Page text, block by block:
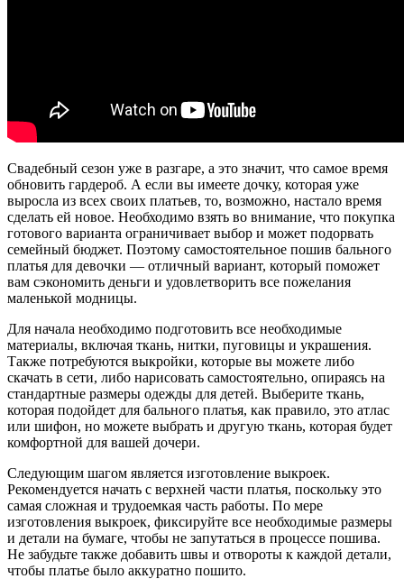
Свадебный сезон уже в разгаре, а это значит, что самое время
обновить гардероб. А если вы имеете дочку, которая уже
выросла из всех своих платьев, то, возможно, настало время
сделать ей новое. Необходимо взять во внимание, что покупка
готового варианта ограничивает выбор и может подорвать
семейный бюджет. Поэтому самостоятельное пошив бального
платья для девочки — отличный вариант, который поможет
вам сэкономить деньги и удовлетворить все пожелания
маленькой модницы.
Для начала необходимо подготовить все необходимые
материалы, включая ткань, нитки, пуговицы и украшения.
Также потребуются выкройки, которые вы можете либо
скачать в сети, либо нарисовать самостоятельно, опираясь на
стандартные размеры одежды для детей. Выберите ткань,
которая подойдет для бального платья, как правило, это атлас
или шифон, но можете выбрать и другую ткань, которая будет
комфортной для вашей дочери.
Следующим шагом является изготовление выкроек.
Рекомендуется начать с верхней части платья, поскольку это
самая сложная и трудоемкая часть работы. По мере
изготовления выкроек, фиксируйте все необходимые размеры
и детали на бумаге, чтобы не запутаться в процессе пошива.
Не забудьте также добавить швы и отвороты к каждой детали,
чтобы платье было аккуратно пошито.